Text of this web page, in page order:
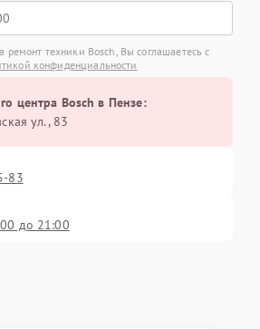
ремонт техники Bosch, Вы соглашаетесь с
конфиденциальности
центра Bosch в Пензе:
ул., 83
83
до 21:00